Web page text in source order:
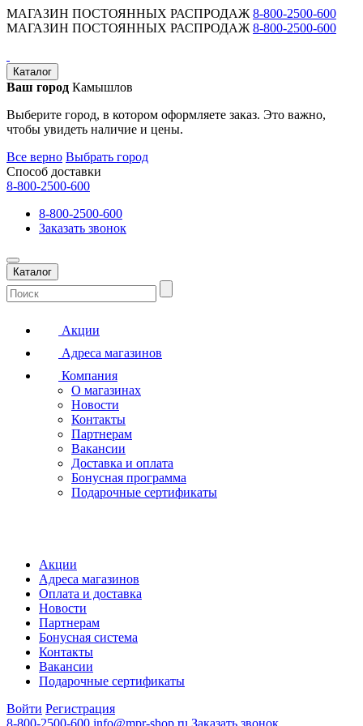
МАГАЗИН ПОСТОЯННЫХ РАСПРОДАЖ 8-800-2500-600
МАГАЗИН ПОСТОЯННЫХ РАСПРОДАЖ 8-800-2500-600
Каталог
Ваш город Камышлов
Выберите город, в котором оформляете заказ. Это важно,
чтобы увидеть наличие и цены.
Все верно Выбрать город
Способ доставки
8-800-2500-600
8-800-2500-600
Заказать звонок
Каталог
Акции
Адреса магазинов
Компания
О магазинах
Новости
Контакты
Партнерам
Вакансии
Доставка и оплата
Бонусная программа
Подарочные сертификаты
Акции
Адреса магазинов
Оплата и доставка
Новости
Партнерам
Бонусная система
Контакты
Вакансии
Подарочные сертификаты
Войти Регистрация
8-800-2500-600 info@mpr-shop.ru Заказать звонок